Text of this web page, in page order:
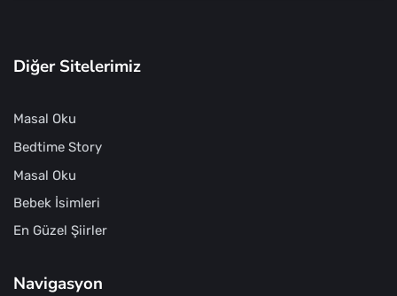
Diğer Sitelerimiz
Masal Oku
Bedtime Story
Masal Oku
Bebek İsimleri
En Güzel Şiirler
Navigasyon